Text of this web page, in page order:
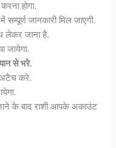
होगा.
जानकारी मिल जाएगी.
लेकर जाना है.
जायेगा.
से भरे.
अटैच करे.
के बाद राशी आपके अकाउंट